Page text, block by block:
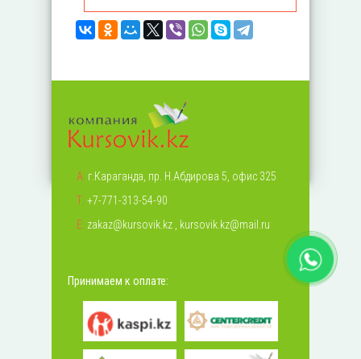
А: г.Караганда, пр. Н.Абдирова 5, офис 325
Т: +7-771-313-54-90
Е: zakaz@kursovik.kz kursovik.kz@mail.ru
Принимаем к оплате: